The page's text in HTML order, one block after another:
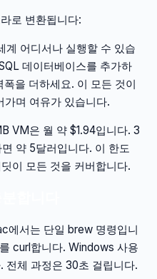
로 변환됩니다:
어디서나 실행할 수 있습
데이터베이스를 추가하
을 더하세요. 이 모든 것이
가며 여유가 있습니다.
VM은 월 약 $1.94입니다. 3
약 5달러입니다. 이 한도
이 모든 것을 커버합니다.
에서는 단일 brew 명령입니
curl합니다. Windows 사용
전체 과정은 30초 걸립니다.